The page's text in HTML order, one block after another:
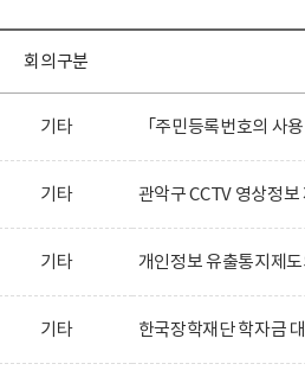
회의구분
기타 「주민등록번호의 사
기타 관악구 CCTV 영상정
기타 개인정보 유출통지제
기타 한국장학재단 학자금